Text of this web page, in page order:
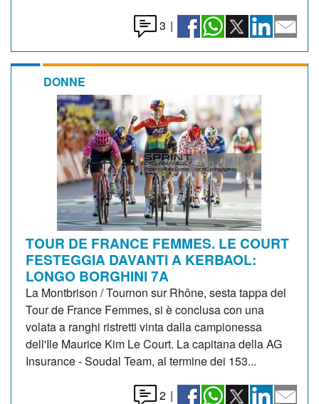
3 |
DONNE
TOUR DE FRANCE FEMMES. LE COURT
FESTEGGIA DAVANTI A KERBAOL:
LONGO BORGHINI 7A
La Montbrison / Tournon sur Rhône, sesta tappa del
Tour de France Femmes, si è conclusa con una
volata a ranghi ristretti vinta dalla campionessa
dell'Ile Maurice Kim Le Court. La capitana della AG
Insurance - Soudal Team, al termine dei 153...
2 |